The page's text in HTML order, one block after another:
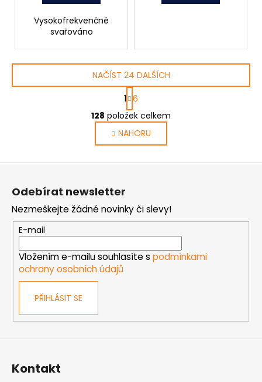
Vysokofrekvenčně
svařováno
O
v
l
á
d
p
r
v
k
y
u
NAČÍST 24 DALŠÍCH
S
t
r
á
n
k
o
í
1 6
128 položek celkem
NAHORU
Odebírat newsletter
Nezmeškejte žádné novinky či slevy!
E-mail
Vložením e-mailu souhlasíte s podmínkami
ochrany osobních údajů
PŘIHLÁSIT SE
Kontakt